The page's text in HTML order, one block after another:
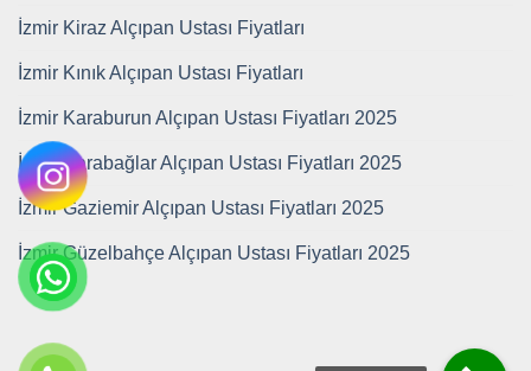
İzmir Kiraz Alçıpan Ustası Fiyatları
İzmir Kınık Alçıpan Ustası Fiyatları
İzmir Karaburun Alçıpan Ustası Fiyatları 2025
İzmir Karabağlar Alçıpan Ustası Fiyatları 2025
İzmir Gaziemir Alçıpan Ustası Fiyatları 2025
İzmir Güzelbahçe Alçıpan Ustası Fiyatları 2025